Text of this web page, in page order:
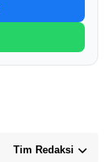
Tim Redaksi